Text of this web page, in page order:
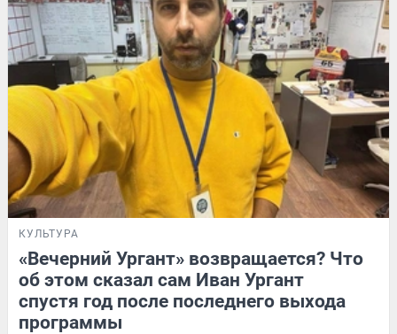
КУЛЬТУРА
«Вечерний Ургант» возвращается? Что
об этом сказал сам Иван Ургант
спустя год после последнего выхода
программы